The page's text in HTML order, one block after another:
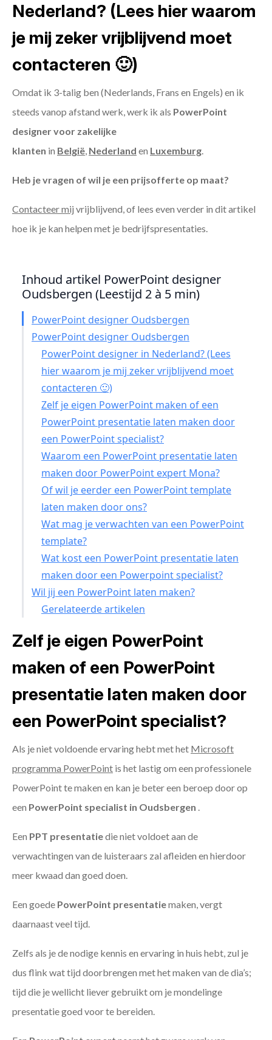
Nederland? (Lees hier waarom
je mij zeker vrijblijvend moet
contacteren 🙂)
Omdat ik 3-talig ben (Nederlands, Frans en Engels) en ik
steeds vanop afstand werk, werk ik als PowerPoint
designer voor zakelijke
klanten in België, Nederland en Luxemburg.
Heb je vragen of wil je een prijsofferte op maat?
Contacteer mij vrijblijvend, of lees even verder in dit artikel
hoe ik je kan helpen met je bedrijfspresentaties.
Inhoud artikel PowerPoint designer
Oudsbergen (Leestijd 2 à 5 min)
PowerPoint designer Oudsbergen
PowerPoint designer Oudsbergen
PowerPoint designer in Nederland? (Lees
hier waarom je mij zeker vrijblijvend moet
contacteren 🙂)
Zelf je eigen PowerPoint maken of een
PowerPoint presentatie laten maken door
een PowerPoint specialist?
Waarom een PowerPoint presentatie laten
maken door PowerPoint expert Mona?
Of wil je eerder een PowerPoint template
laten maken door ons?
Wat mag je verwachten van een PowerPoint
template?
Wat kost een PowerPoint presentatie laten
maken door een Powerpoint specialist?
Wil jij een PowerPoint laten maken?
Gerelateerde artikelen
Zelf je eigen PowerPoint
maken of een PowerPoint
presentatie laten maken door
een PowerPoint specialist?
Als je niet voldoende ervaring hebt met het Microsoft
programma PowerPoint is het lastig om een professionele
PowerPoint te maken en kan je beter een beroep door op
een PowerPoint specialist in Oudsbergen .
Een PPT presentatiedie niet voldoet aan de
verwachtingen van de luisteraars zal afleiden en hierdoor
meer kwaad dan goed doen.
Een goede PowerPoint presentatiemaken, vergt
daarnaast veel tijd.
Zelfs als je de nodige kennis en ervaring in huis hebt, zul je
dus flink wat tijd doorbrengen met het maken van de dia’s;
tijd die je wellicht liever gebruikt om je mondelinge
presentatie goed voor te bereiden.